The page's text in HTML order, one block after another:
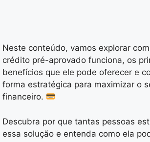
Neste conteúdo, vamos explorar
crédito pré-aprovado funciona, os
benefícios que ele pode oferecer e
forma estratégica para maximizar o
financeiro.
Descubra por que tantas pessoas
essa solução e entenda como ela